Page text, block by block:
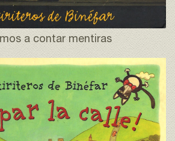
a contar mentiras